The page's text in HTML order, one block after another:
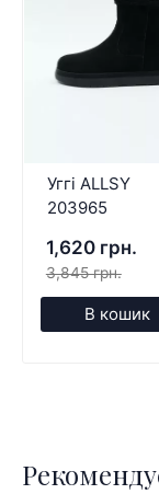
Уггі ALLSY
203965
1,620 грн.
3,845 грн.
В кошик